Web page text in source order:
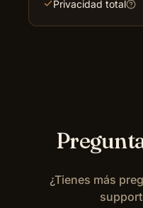
Privacidad total
¿Tienes más